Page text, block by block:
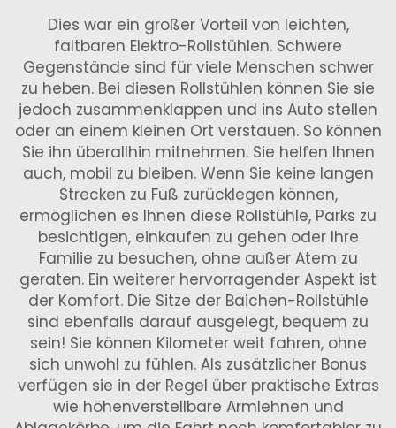
Dies war ein großer Vorteil von leichten,
faltbaren Elektro-Rollstühlen. Schwere
Gegenstände sind für viele Menschen schwer
zu heben. Bei diesen Rollstühlen können Sie sie
jedoch zusammenklappen und ins Auto stellen
oder an einem kleinen Ort verstauen. So können
Sie ihn überallhin mitnehmen. Sie helfen Ihnen
auch, mobil zu bleiben. Wenn Sie keine langen
Strecken zu Fuß zurücklegen können,
ermöglichen es Ihnen diese Rollstühle, Parks zu
besichtigen, einkaufen zu gehen oder Ihre
Familie zu besuchen, ohne außer Atem zu
geraten. Ein weiterer hervorragender Aspekt ist
der Komfort. Die Sitze der Baichen-Rollstühle
sind ebenfalls darauf ausgelegt, bequem zu
sein! Sie können Kilometer weit fahren, ohne
sich unwohl zu fühlen. Als zusätzlicher Bonus
verfügen sie in der Regel über praktische Extras
wie höhenverstellbare Armlehnen und